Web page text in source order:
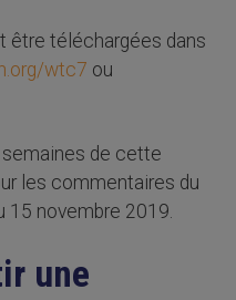
être téléchargées dans
wtc7 ou
semaines de cette
les commentaires du
15 novembre 2019.
une